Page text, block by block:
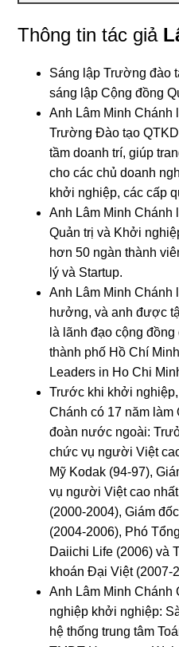
Thông tin tác giả
Sáng lập Trường đào
sáng lập Cộng đồng
Anh Lâm Minh Chánh
Trường Đào tạo
tầm doanh trí, giúp
cho các chủ doanh
khởi nghiệp, các cấp
Anh Lâm Minh Chánh
Quản trị và Khởi
hơn 50 ngàn thành
lý và Startup.
Anh Lâm Minh Chánh
hưởng, và anh được
là lãnh đạo cộng
thành phố Hồ Chí
Leaders in Ho Chi
Trước khi khởi
Chánh có 17 năm làm
đoàn nước ngoài:
chức vụ người Việt
Mỹ Kodak (94-97),
vụ người Việt cao
(2000-2004), Giám
(2004-2006), Phó
Daiichi Life (2006) và
khoán Đại Việt (2007-
Anh Lâm Minh Chánh
nghiệp khởi nghiệp:
hệ thống trung tâm